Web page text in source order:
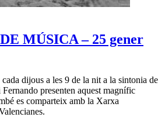
MÚSICA – 25 gener
dijous a les 9 de la nit a la sintonia de
presenten aquest magnífic
es comparteix amb la Xarxa